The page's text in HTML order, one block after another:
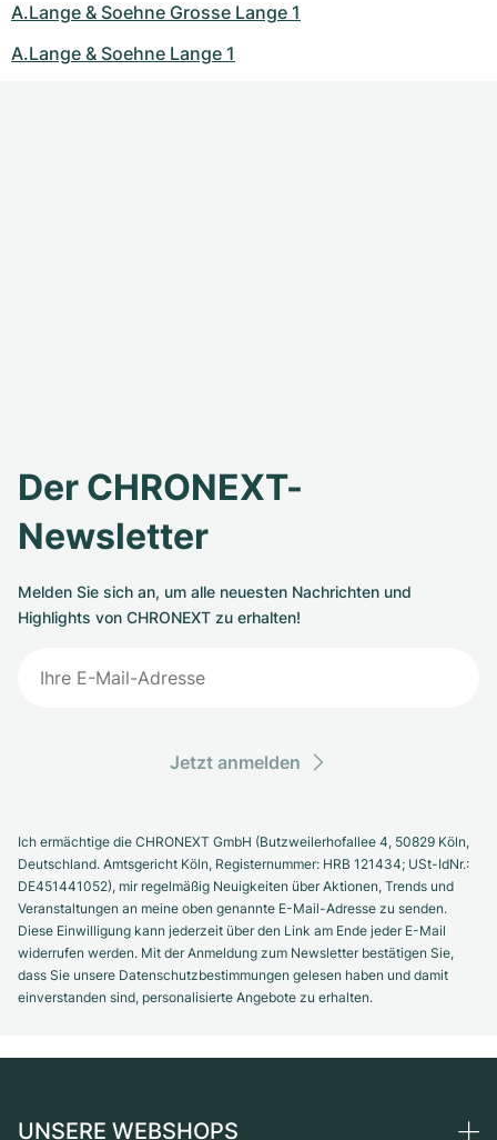
A.Lange & Soehne Grosse Lange 1
A.Lange & Soehne Lange 1
Der CHRONEXT-
Newsletter
Melden Sie sich an, um alle neuesten Nachrichten und
Highlights von CHRONEXT zu erhalten!
Jetzt anmelden
Ich ermächtige die CHRONEXT GmbH (Butzweilerhofallee 4, 50829 Köln,
Deutschland. Amtsgericht Köln, Registernummer: HRB 121434; USt-IdNr.:
DE451441052), mir regelmäßig Neuigkeiten über Aktionen, Trends und
Veranstaltungen an meine oben genannte E-Mail-Adresse zu senden.
Diese Einwilligung kann jederzeit über den Link am Ende jeder E-Mail
widerrufen werden. Mit der Anmeldung zum Newsletter bestätigen Sie,
dass Sie unsere Datenschutzbestimmungen gelesen haben und damit
einverstanden sind, personalisierte Angebote zu erhalten.
UNSERE WEBSHOPS